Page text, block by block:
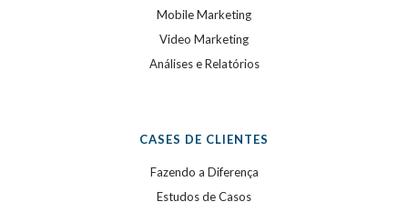
Mobile Marketing
Video Marketing
Análises e Relatórios
CASES DE CLIENTES
Fazendo a Diferença
Estudos de Casos